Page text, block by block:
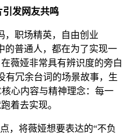
发网友共鸣
职场精英，自由创业
普通人，都在为了实现一
薇娅非常具有辨识度的旁白
有冗余台词的场景故事，生
心内容与精神理念：每一
着去实现。
将薇娅想要表达的“不负